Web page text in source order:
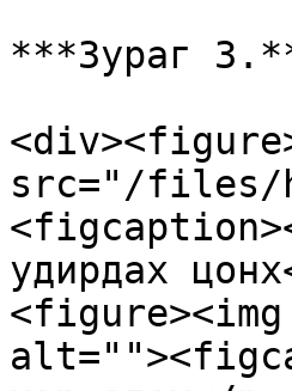
***Зураг
src="/files/
удирдах